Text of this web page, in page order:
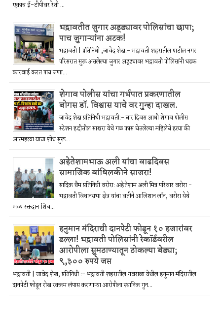
एकाच ई-टीपीवर रेती ...
भद्रावतीत जुगार अड्ड्यावर पोलिसांचा छापा;
पाच जुगाऱ्यांना अटक!
भद्रावती | प्रतिनिधी ,जावेद शेख:- भद्रावती शहरातील पाटील नगर
परिसरात सुरू असलेल्या जुगार अड्ड्यावर भद्रावती पोलिसांनी धडक
कारवाई करत पाच जणा...
शेगाव पोलीस यांचा गर्भपात प्रकरणातील
बोगस डॉ. विश्वास याचे वर गुन्हा दाखल.
जावेद शेख प्रतिनिधी भद्रावती:- चार दिवस आधी शेगाव पोलीस
स्टेशन हद्दीतील साखरा येथे गळ फास घेतलेल्या महिलेचे हत्या की
आत्महत्या याचा शोध सुरू...
अहेतेशामभाऊ अली यांचा वाढदिवस
सामाजिक बांधिलकीने साजरा!
सादिक थैम प्रतिनिधी वरोरा: अहेतेशाम अली मित्र परिवार वरोरा -
भद्रावती विधानसभा क्षेत्र यांचा वतीने आलिशान लॉन, वरोरा येथे
भव्य रक्तदान शिब...
हनुमान मंदिराची दानपेटी फोडून १० हजारांवर
डल्ला! भद्रावती पोलिसांनी रेकॉर्डवरील
आरोपीला सुमठाण्यातून ठोकल्या बेड्या;
९,३०० रुपये जप्त
भद्रावती | जावेद शेख, प्रतिनिधी :- भद्रावती शहरातील गवराळा येथील हनुमान मंदिरातील
दानपेटी फोडून रोख रक्कम लंपास करणाऱ्या आरोपीला स्थानिक गुन...